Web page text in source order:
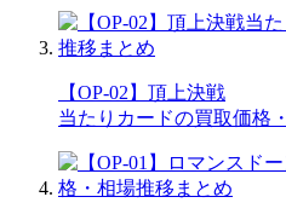
【OP-02】頂上決戦
当たりカードの買取価格